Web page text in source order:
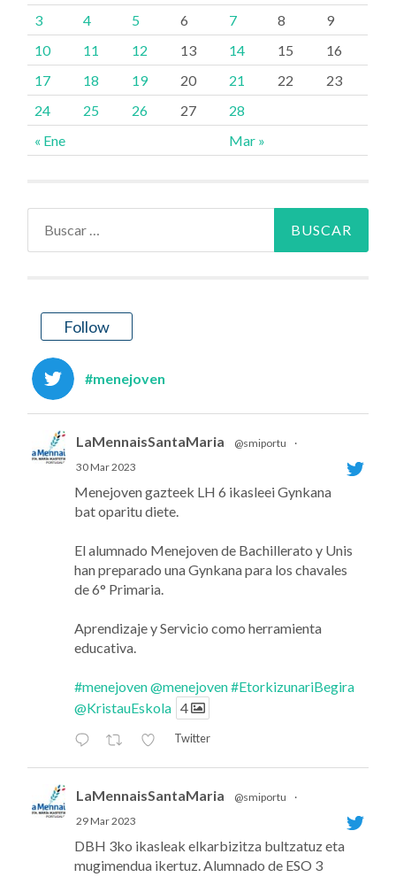
« Ene Mar »
3
4 5 6 7 8
9
10
11 12 13 14 15
16
17
18 19 20 21 22
23
24
25 26 27 28
Follow
#menejoven
LaMennaisSantaMaria @smiportu
·
30 Mar 2023
Menejoven gazteek LH 6 ikasleei Gynkana
bat oparitu diete.
El alumnado Menejoven de Bachillerato y Unis
han preparado una Gynkana para los chavales
de 6° Primaria.
Aprendizaje y Servicio como herramienta
educativa.
#menejoven@menejoven#EtorkizunariBegira
@KristauEskola 4
Twitter
LaMennaisSantaMaria @smiportu
·
29 Mar 2023
DBH 3ko ikasleak elkarbizitza bultzatuz eta
mugimendua ikertuz. Alumnado de ESO 3